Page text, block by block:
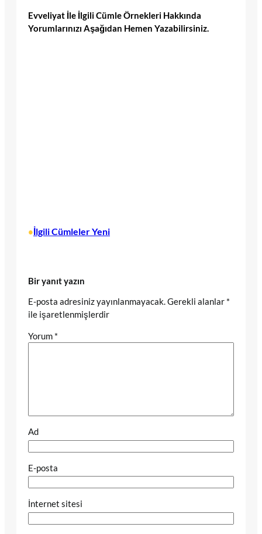
Evveliyat İle İlgili Cümle Örnekleri Hakkında
Yorumlarınızı Aşağıdan Hemen Yazabilirsiniz.
•İlgili Cümleler Yeni
Bir yanıt yazın
E-posta adresiniz yayınlanmayacak.Gerekli alanlar *
ile işaretlenmişlerdir
Yorum *
Ad
E-posta
İnternet sitesi